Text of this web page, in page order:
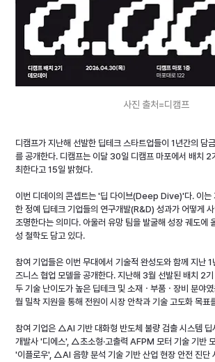
사진 출처=디캠프
디캠프가 지난해 선발한 딥테크 스타트업들이 1년간의 담
를 공개한다. 디캠프는 이달 30일 디캠프 마포에서 배치 2
최한다고 15일 밝혔다.
이번 디데이의 콘셉트는 '딥 다이브(Deep Dive)'다. 이는
한 정예 딥테크 기업들의 연구개발(R&D) 성과가 어떻게 사
조명한다는 의미다. 아울러 유망 팀을 발굴해 성장 궤도에
성 철학도 담고 있다.
참여 기업들은 이번 무대에서 기술적 완성도와 함께 지난 1
즈니스 협업 모델을 공개한다. 지난해 3월 선발된 배치 2
두 기술 난이도가 높은 딥테크 및 소재ㆍ부품ㆍ장비 분야
월 밀착 지원을 통해 전원이 시장 안착과 기술 고도화 목표
참여 기업은 △AI 기반 대화형 반도체 불량 검출 시스템
개발사 '디에스', △초소형·고출력 AFPM 모터 기술 기반
'이플로우', △AI 음향 분석 기술 기반 산업 현장 안전 진